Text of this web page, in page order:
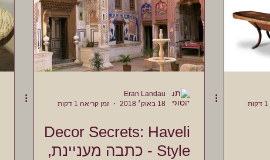
Eran Landau
18 באוק׳ 2018
זמן קריאה 1 דקות
Decor Secrets: Haveli
Style - כתבה מעניינת,